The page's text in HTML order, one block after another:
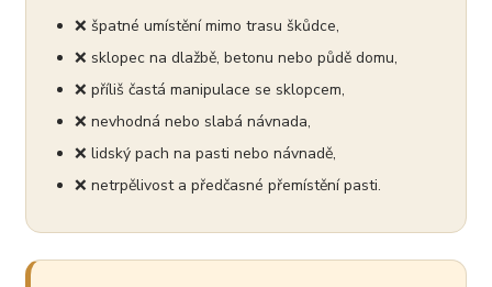
❌ špatné umístění mimo trasu škůdce,
❌ sklopec na dlažbě, betonu nebo půdě domu,
❌ příliš častá manipulace se sklopcem,
❌ nevhodná nebo slabá návnada,
❌ lidský pach na pasti nebo návnadě,
❌ netrpělivost a předčasné přemístění pasti.